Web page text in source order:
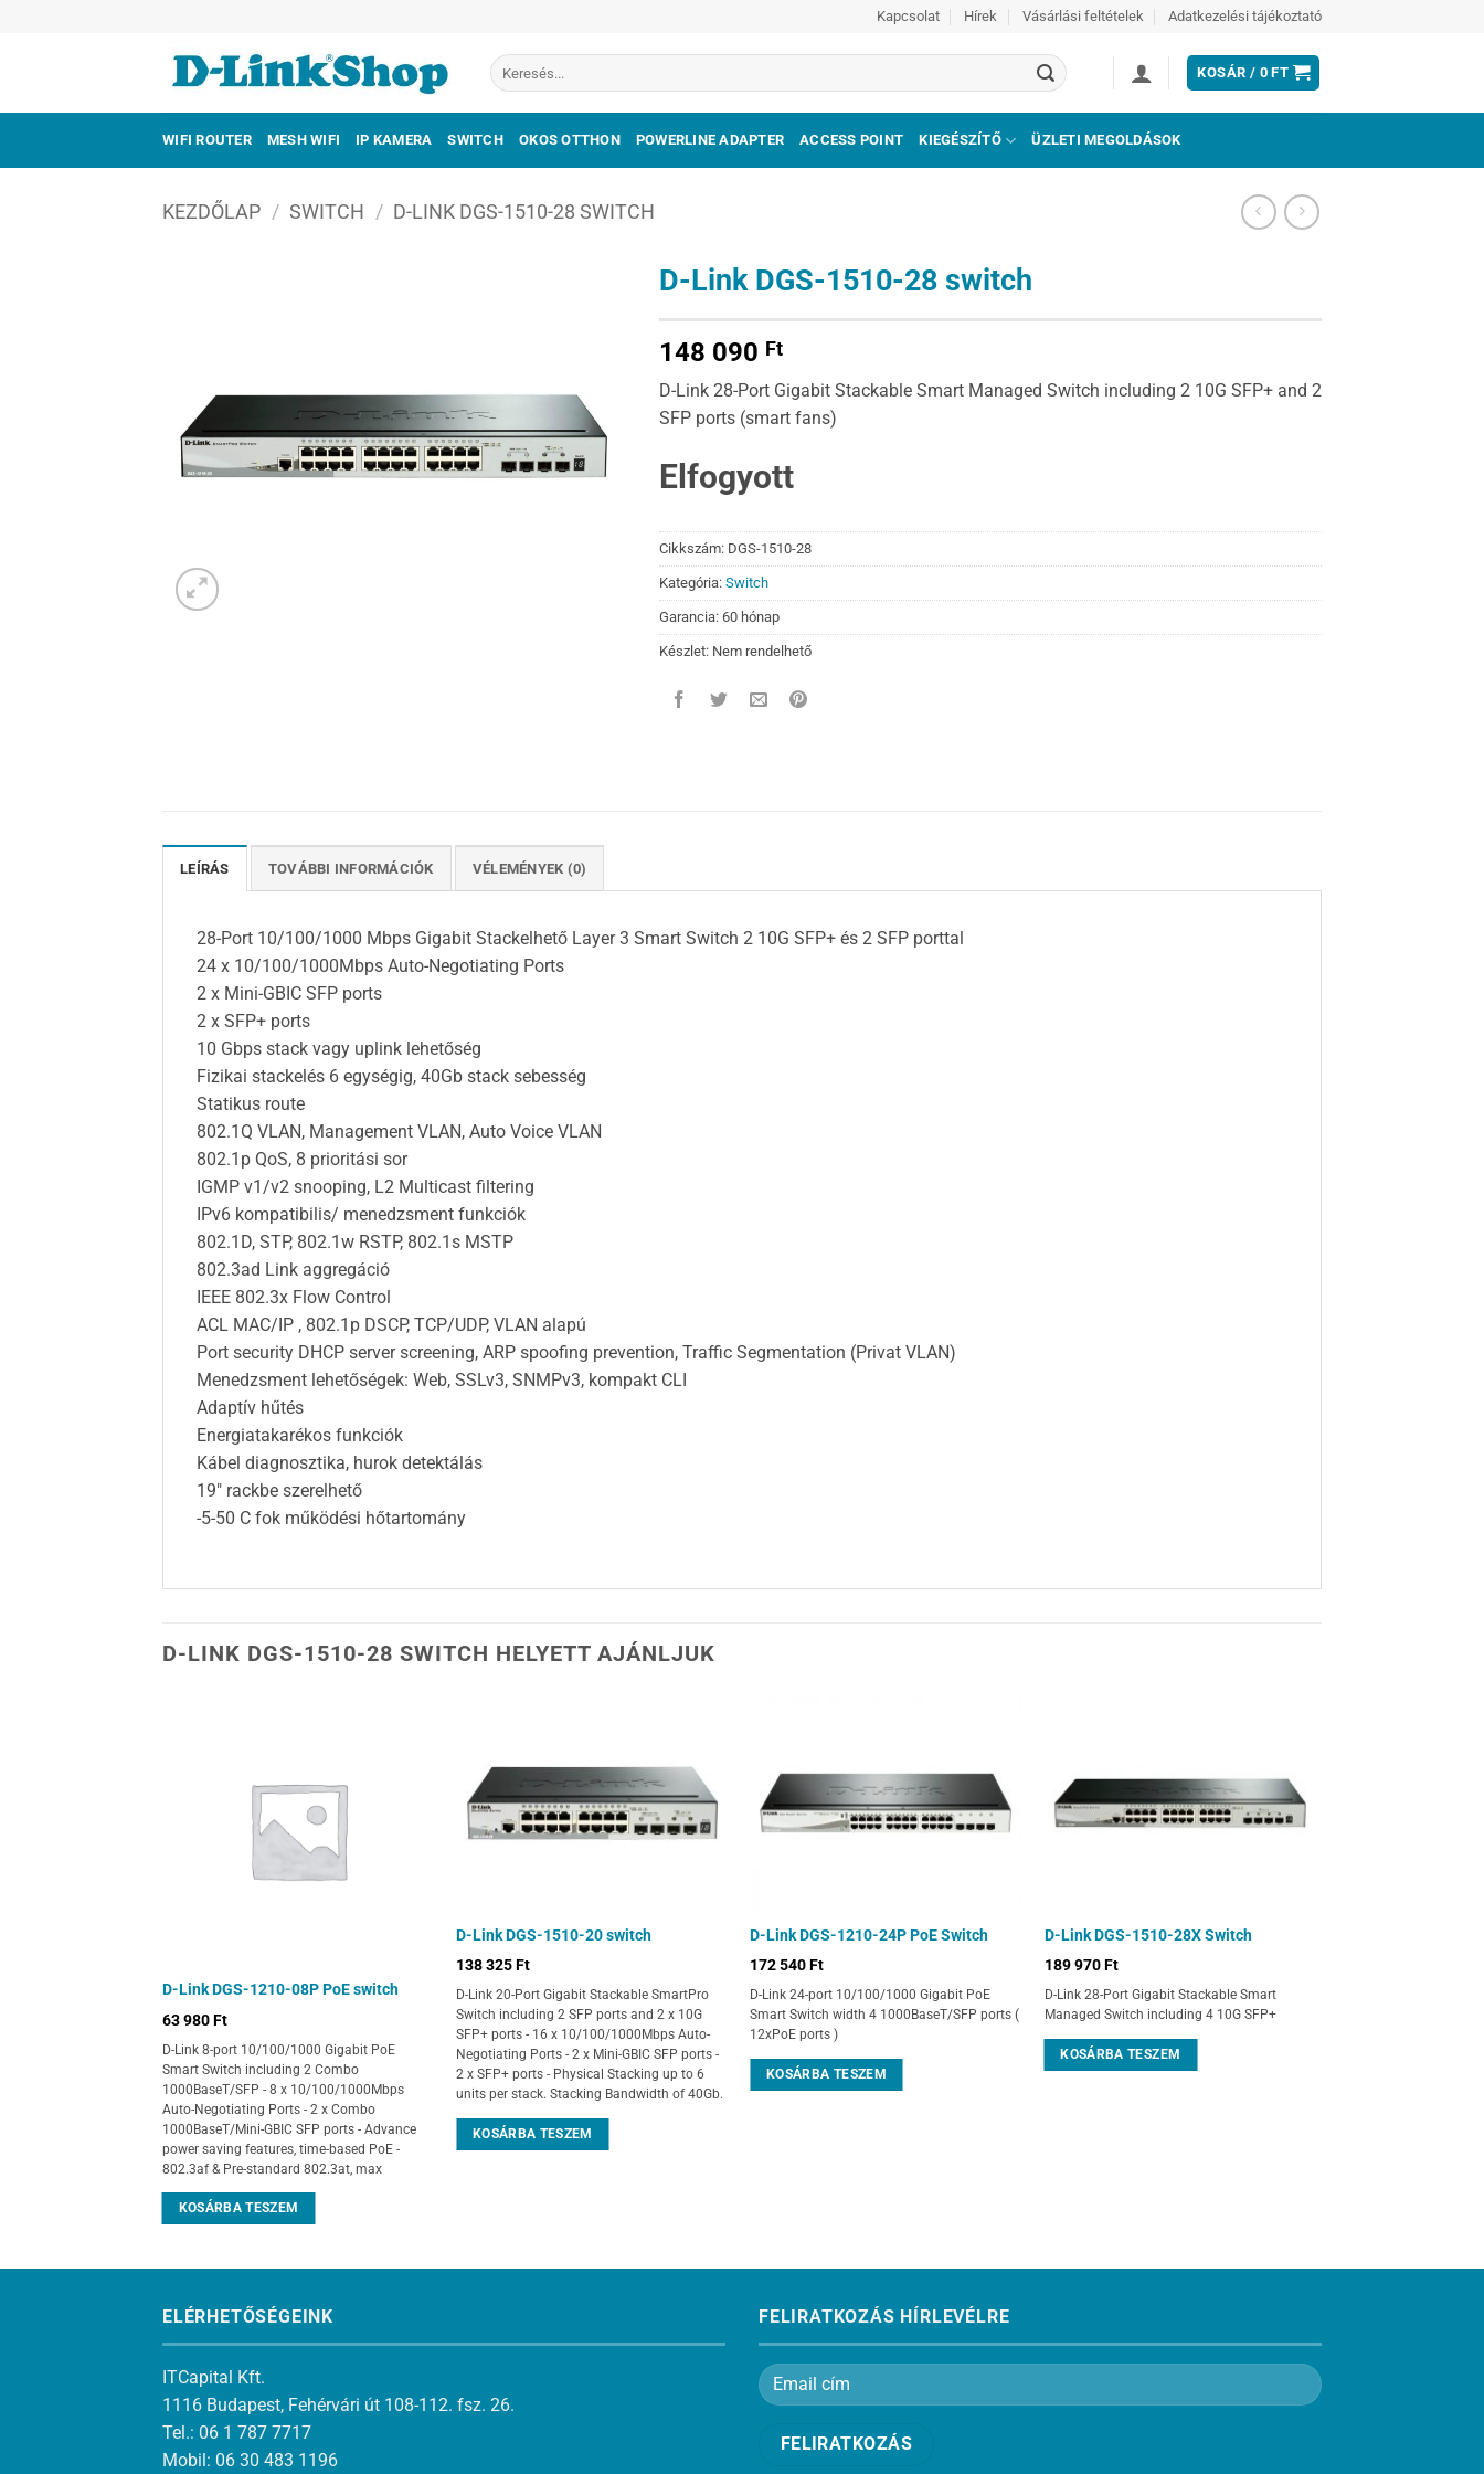
Kapcsolat Hírek Vásárlási feltételek Adatkezelési tájékoztató
Keresés
a
KOSÁR / 0FT
WIFI ROUTER MESH WIFI IP KAMERA SWITCH OKOS OTTHON POWERLINE ADAPTER ACCESS POINT KIEGÉSZÍTŐ ÜZLETI MEGOLDÁSOK
KEZDŐLAP / SWITCH / D-LINK DGS-1510-28 SWITCH
D-Link DGS-1510-28 switch
148 090 Ft
D-Link 28-Port Gigabit Stackable Smart Managed Switch including 2 10G SFP+ and 2
SFP ports (smart fans)
Elfogyott
Cikkszám: DGS-1510-28
Kategória: Switch
Garancia: 60 hónap
Készlet: Nem rendelhető
LEÍRÁS TOVÁBBI INFORMÁCIÓK VÉLEMÉNYEK (0)
28-Port 10/100/1000 Mbps Gigabit Stackelhető Layer 3 Smart Switch 2 10G SFP+ és 2 SFP porttal
24 x 10/100/1000Mbps Auto-Negotiating Ports
2 x Mini-GBIC SFP ports
2 x SFP+ ports
10 Gbps stack vagy uplink lehetőség
Fizikai stackelés 6 egységig, 40Gb stack sebesség
Statikus route
802.1Q VLAN, Management VLAN, Auto Voice VLAN
802.1p QoS, 8 prioritási sor
IGMP v1/v2 snooping, L2 Multicast filtering
IPv6 kompatibilis/ menedzsment funkciók
802.1D, STP, 802.1w RSTP, 802.1s MSTP
802.3ad Link aggregáció
IEEE 802.3x Flow Control
ACL MAC/IP , 802.1p DSCP, TCP/UDP, VLAN alapú
Port security DHCP server screening, ARP spoofing prevention, Traffic Segmentation (Privat VLAN)
Menedzsment lehetőségek: Web, SSLv3, SNMPv3, kompakt CLI
Adaptív hűtés
Energiatakarékos funkciók
Kábel diagnosztika, hurok detektálás
19″ rackbe szerelhető
-5-50 C fok működési hőtartomány
D-LINK DGS-1510-28 SWITCH HELYETT AJÁNLJUK
D-Link DGS-1210-08P PoE switch
63 980Ft
D-Link 8-port 10/100/1000 Gigabit PoE
Smart Switch including 2 Combo
1000BaseT/SFP - 8 x 10/100/1000Mbps
Auto-Negotiating Ports - 2 x Combo
1000BaseT/Mini-GBIC SFP ports - Advance
power saving features, time-based PoE -
802.3af & Pre-standard 802.3at, max
KOSÁRBA TESZEM
D-Link DGS-1510-20 switch
138 325Ft
D-Link 20-Port Gigabit Stackable SmartPro
Switch including 2 SFP ports and 2 x 10G
SFP+ ports - 16 x 10/100/1000Mbps Auto-
Negotiating Ports - 2 x Mini-GBIC SFP ports -
2 x SFP+ ports - Physical Stacking up to 6
units per stack. Stacking Bandwidth of 40Gb.
KOSÁRBA TESZEM
D-Link DGS-1210-24P PoE Switch
172 540Ft
D-Link 24-port 10/100/1000 Gigabit PoE
Smart Switch width 4 1000BaseT/SFP ports (
12xPoE ports )
KOSÁRBA TESZEM
D-Link DGS-1510-28X Switch
189 970Ft
D-Link 28-Port Gigabit Stackable Smart
Managed Switch including 4 10G SFP+
KOSÁRBA TESZEM
ELÉRHETŐSÉGEINK
ITCapital Kft.
1116 Budapest, Fehérvári út 108-112. fsz. 26.
Tel.: 06 1 787 7717
Mobil: 06 30 483 1196
FELIRATKOZÁS HÍRLEVÉLRE